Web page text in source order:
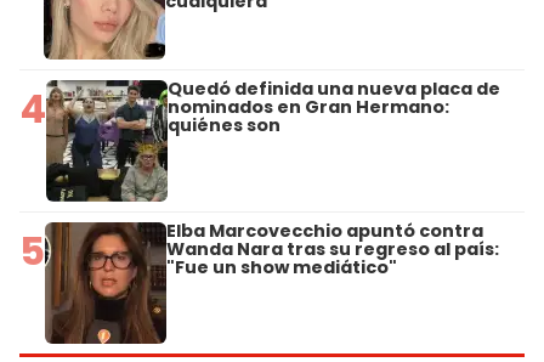
4 Quedó definida una nueva placa de
nominados en Gran Hermano:
quiénes son
5 Elba Marcovecchio apuntó contra
Wanda Nara tras su regreso al país:
"Fue un show mediático"